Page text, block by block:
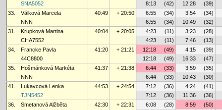
SNA5052
8:13 (42) 12:28
(39)
33.
Válková Marcela 40:49 + 20:50 6:55 (34) 3:54
(34)
NNN
6:55 (34) 10:49
(32)
31.
Krupková Martina 40:04 + 20:05 4:23 (11) 3:23
(28)
CHA7552
4:23 (11) 7:46
(13)
34.
Francke Pavla 41:20 + 21:21 12:18 (49) 4:15
(39)
44C8800
12:18 (49) 16:33
(47)
35.
Hošmánková Markéta 41:37 + 21:38 6:44 (33) 3:59
(35)
NNN
6:44 (33) 10:43
(30)
41.
Lukavcová Lenka 44:53 + 24:54 7:12 (36) 4:24
(41)
TJN5452
7:12 (36) 11:36
(36)
36.
Smetanová Alžběta 42:30 + 22:31 6:08 (28) 8:59
(50)